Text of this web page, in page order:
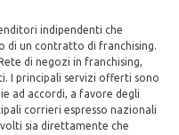
indipendenti che
di un contratto di franchising.
di negozi in franchising,
I principali servizi offerti sono
ad accordi, a favore degli
corrieri espresso nazionali
sia direttamente che